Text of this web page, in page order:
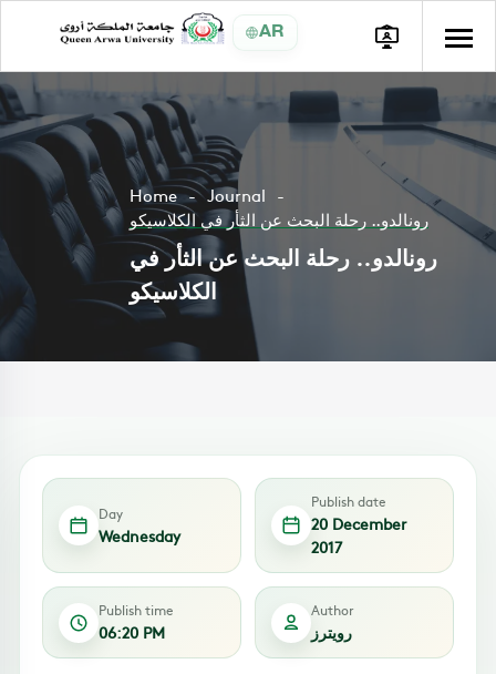
AR
Home
Journal
رونالدو.. رحلة البحث عن الثأر في الكلاسيكو
رونالدو.. رحلة البحث عن الثأر في
الكلاسيكو
Day
Wednesday
Publish date
20 December
2017
Publish time
06:20 PM
Author
رويترز